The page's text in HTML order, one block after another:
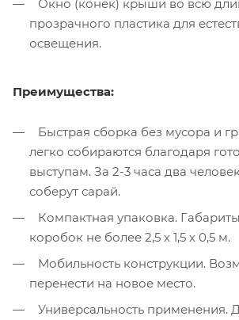
Окно (конек) крыши во всю
прозрачного пластика для
освещения.
Преимущества:
Быстрая сборка без мусора и
легко собираются благодаря
выступам. За 2-3 часа два
соберут сарай.
Компактная упаковка.
коробок не более 2,5 х 1,5 х 0,5 м.
Мобильность конструкции.
перенести на новое место.
Универсальность применения.